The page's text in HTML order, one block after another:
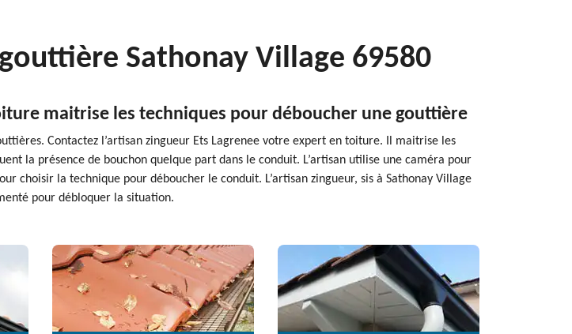
Sathonay Village 69580
maitrise les techniques pour déboucher une gouttière
Contactez l’artisan zingueur Ets Lagrenee votre expert en toiture. Il maitrise les
la présence de bouchon quelque part dans le conduit. L’artisan utilise une caméra pour
choisir la technique pour déboucher le conduit. L’artisan zingueur, sis à Sathonay Village
pour débloquer la situation.